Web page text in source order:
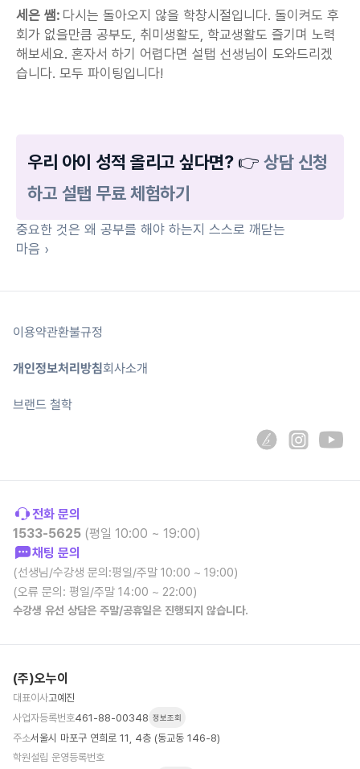
세은 쌤: 다시는 돌아오지 않을 학창시절입니다. 돌이켜도 후
회가 없을만큼 공부도, 취미생활도, 학교생활도 즐기며 노력
해보세요. 혼자서 하기 어렵다면 설탭 선생님이 도와드리겠
습니다. 모두 파이팅입니다!
우리 아이 성적 올리고 싶다면? 👉 상담 신청
하고 설탭 무료 체험하기
중요한 것은 왜 공부를 해야 하는지 스스로 깨닫는
마음 ›
이용약관환불규정
개인정보처리방침회사소개
브랜드 철학
전화 문의
1533-5625 (평일 10:00 ~ 19:00)
채팅 문의
(선생님/수강생 문의:평일/주말 10:00 ~ 19:00)
(오류 문의: 평일/주말 14:00 ~ 22:00)
수강생 유선 상담은 주말/공휴일은 진행되지 않습니다.
(주)오누이
대표이사고예진
사업자등록번호461-88-00348 정보조회
주소서울시 마포구 연희로 11, 4층 (동교동 146-8)
학원설립 운영등록번호